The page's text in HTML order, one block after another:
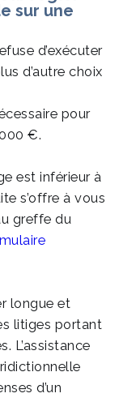
sur une
d’exécuter
d’autre choix
pour
€.
est inférieur à
s’offre à vous
greffe du
longue et
litiges portant
L’assistance
d’un